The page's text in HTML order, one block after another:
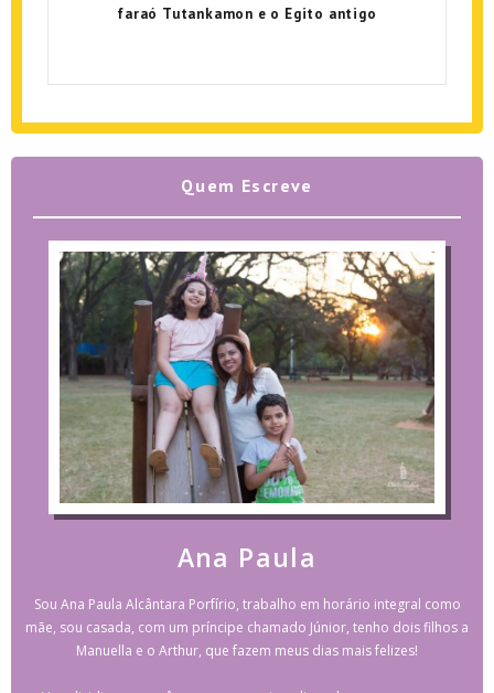
faraó Tutankamon e o Egito antigo
Quem Escreve
Ana Paula
Sou Ana Paula Alcântara Porfírio, trabalho em horário integral como
mãe, sou casada, com um príncipe chamado Júnior, tenho dois filhos a
Manuella e o Arthur, que fazem meus dias mais felizes!